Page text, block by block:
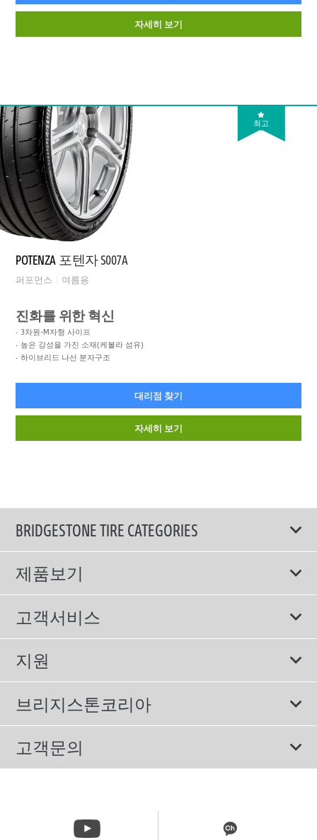
자세히 보기
최고
POTENZA 포텐자 S007A
퍼포먼스 여름용
진화를 위한 혁신
3차원-M자형 사이프
높은 강성을 가진 소재(케볼라 섬유)
하이브리드 나선 분자구조
대리점 찾기
자세히 보기
BRIDGESTONE TIRE CATEGORIES
제품보기
모두
스포츠 타이어
컴포트 타이어
친환경 타이어
SUV/RV 타이어
겨울용 타이어
고객서비스
보증서비스
에너지소비효율등급제도
지원
이용약관
개인정보처리방침
브리지스톤코리아
회사소개
올림픽활동
뉴스릴리즈
고객문의